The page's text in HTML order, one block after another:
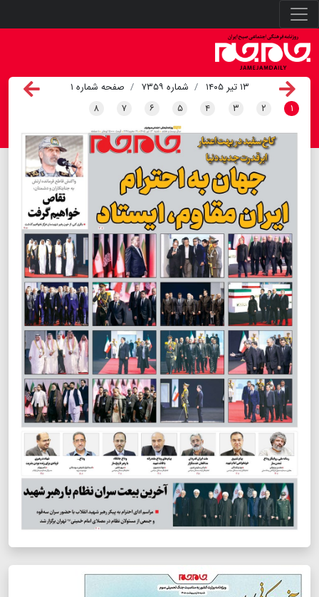
۱۳ تیر ۱۴۰۵ شماره ۷۳۵۹
صفحه شماره ۱
۱
۲ ۳ ۴ ۵ ۶ ۷ ۸